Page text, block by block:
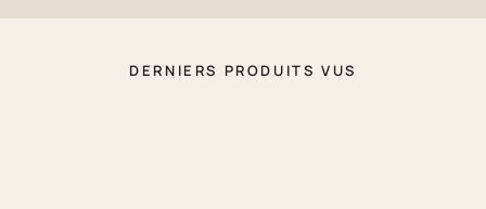
DERNIERS PRODUITS VUS